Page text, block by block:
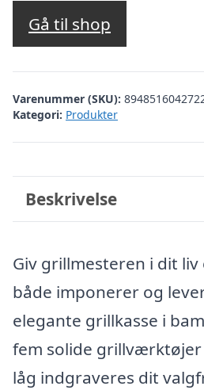
Gå til shop
Varenummer (SKU):
Kategori: Produkter
Beskrivelse
Giv grillmesteren i dit liv
både imponerer og
elegante grillkasse i
fem solide grillværktøjer
låg indgraveres dit